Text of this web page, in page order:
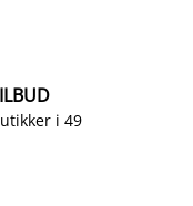
i 49